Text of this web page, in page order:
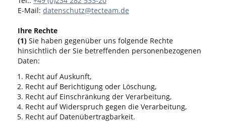
E-Mail: datenschutz@tecteam.de
Ihre Rechte
(1) Sie haben gegenüber uns folgende Rechte
hinsichtlich der Sie betreffenden personenbezogenen
Daten:
Recht auf Auskunft,
Recht auf Berichtigung oder Löschung,
Recht auf Einschränkung der Verarbeitung,
Recht auf Widerspruch gegen die Verarbeitung,
Recht auf Datenübertragbarkeit.